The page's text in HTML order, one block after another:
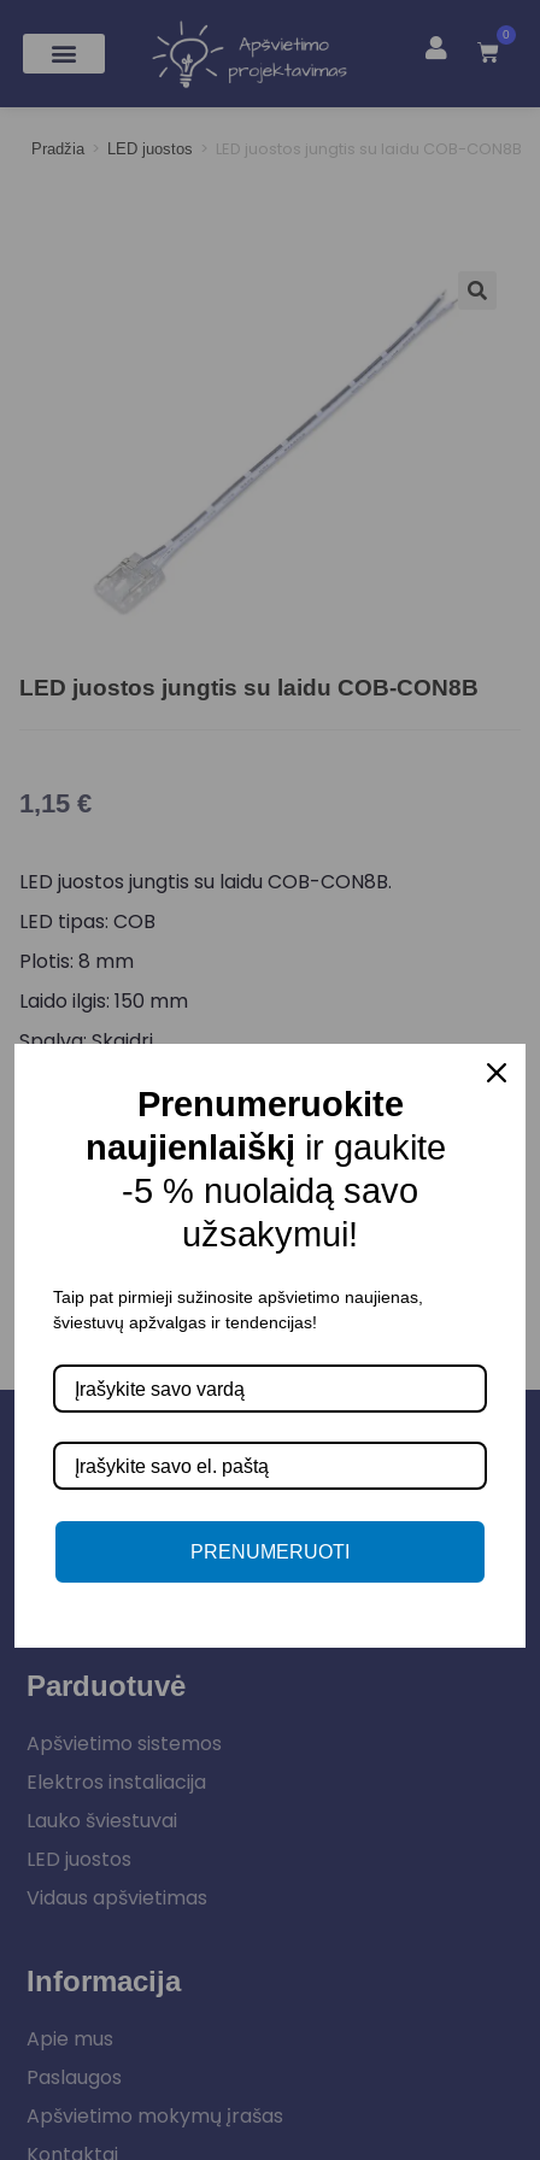
0
Pradžia > LED juostos > LED juostos jungtis su laidu COB-CON8B
LED juostos jungtis su laidu COB-CON8B
1,15 €
LED juostos jungtis su laidu COB-CON8B.
LED tipas: COB
Plotis: 8 mm
Laido ilgis: 150 mm
Spalva: Skaidri
Pristatymo terminas: 15 – 30 d. d.
Į KREPŠELĮ
Parduotuvė
Apšvietimo sistemos
Elektros instaliacija
Lauko šviestuvai
LED juostos
Vidaus apšvietimas
Informacija
Apie mus
Paslaugos
Apšvietimo mokymų įrašas
Kontaktai
Prenumeruokite
naujienlaiškį ir gaukite
-5 % nuolaidą savo
užsakymui!
Taip pat pirmieji sužinosite apšvietimo naujienas,
šviestuvų apžvalgas ir tendencijas!
PRENUMERUOTI